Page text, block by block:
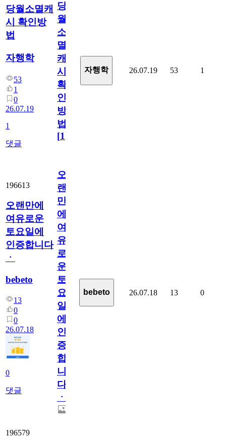
당월소멸캐
시 확인방
법
자행학
53
1
0
26.07.19
1
댓글
당
월
소
멸
캐
시
확
인
방
법
[1]
자행학 26.07.19 53 1
196613
오랜만에
여유로운
토요일에
인증합니다
ㆍ
bebeto
13
0
0
26.07.18
0
댓글
오
랜
만
에
여
유
로
운
토
요
일
에
인
증
합
니
다
ㆍ
bebeto 26.07.18 13 0
196579